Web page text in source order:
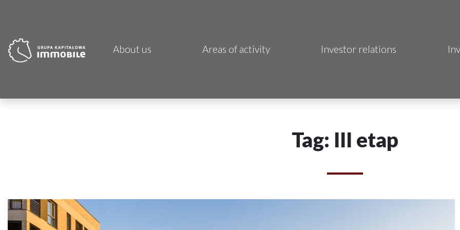
About us Areas of activity
CDI KB Sp. z o.o.
Investor relations
Tag: III etap